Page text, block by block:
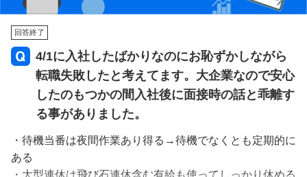
回答終了
4/1に入社したばかりなのにお恥ずかしながら
転職失敗したと考えてます。大企業なので安心
したのもつかの間入社後に面接時の話と乖離す
る事がありました。
・待機当番は夜間作業あり得る→待機でなくとも定期的に
ある